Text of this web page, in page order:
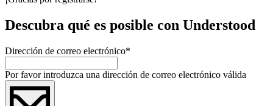
Descubra qué es posible con Understood
Dirección de correo electrónico*
Por favor introduzca una dirección de correo electrónico válida